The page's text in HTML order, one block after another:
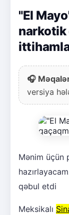
"El
narkotik
🎧
versiya
Mənim üçün
qəbul etdi
Meksikalı